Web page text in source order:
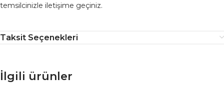
temsilcinizle iletişime geçiniz.
Taksit Seçenekleri
İlgili ürünler